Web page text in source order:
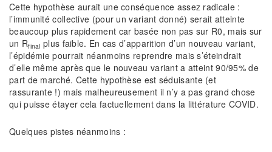
Cette hypothèse aurait une conséquence assez radicale :
l’immunité collective (pour un variant donné) serait atteinte
beaucoup plus rapidement car basée non pas sur R0, mais sur
un Rfinal plus faible. En cas d’apparition d’un nouveau variant,
l’épidémie pourrait néanmoins reprendre mais s’éteindrait
d’elle même après que le nouveau variant a atteint 90/95% de
part de marché. Cette hypothèse est séduisante (et
rassurante !) mais malheureusement il n’y a pas grand chose
qui puisse étayer cela factuellement dans la littérature COVID.
Quelques pistes néanmoins :